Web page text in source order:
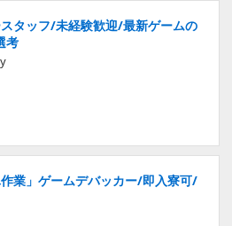
タッフ/未経験歓迎/最新ゲームの
考
作業」ゲームデバッカー/即入寮可/